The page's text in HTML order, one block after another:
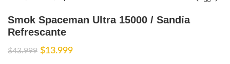
Smok Spaceman Ultra 15000 / Sandía
Refrescante
$43.999 El
$13.999El